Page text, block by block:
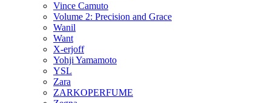
Vince Camuto
Volume 2: Precision and Grace
Wanil
Want
X-erjoff
Yohji Yamamoto
YSL
Zara
ZARKOPERFUME